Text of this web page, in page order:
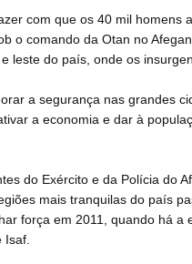
com que os 40 mil homens
o comando da Otan no
leste do país, onde os
a segurança nas grandes
a economia e dar à
do Exército e da Polícia do
mais tranquilas do país
força em 2011, quando há a